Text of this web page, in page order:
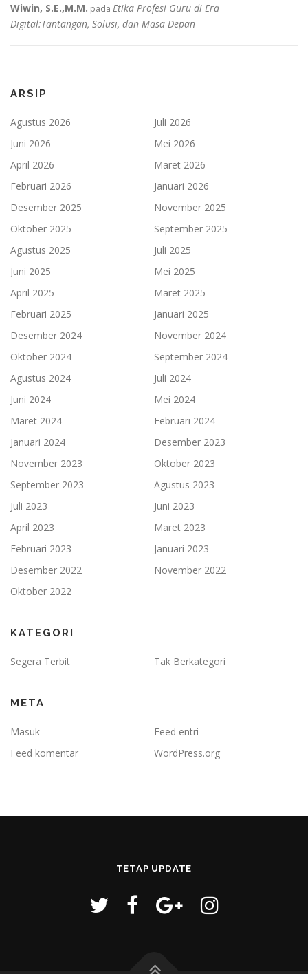
Wiwin, S.E.,M.M. pada Etika Profesi Guru di Era
Digital:Tantangan, Solusi, dan Masa Depan
ARSIP
Agustus 2026
Juli 2026
Juni 2026
Mei 2026
April 2026
Maret 2026
Februari 2026
Januari 2026
Desember 2025
November 2025
Oktober 2025
September 2025
Agustus 2025
Juli 2025
Juni 2025
Mei 2025
April 2025
Maret 2025
Februari 2025
Januari 2025
Desember 2024
November 2024
Oktober 2024
September 2024
Agustus 2024
Juli 2024
Juni 2024
Mei 2024
Maret 2024
Februari 2024
Januari 2024
Desember 2023
November 2023
Oktober 2023
September 2023
Agustus 2023
Juli 2023
Juni 2023
April 2023
Maret 2023
Februari 2023
Januari 2023
Desember 2022
November 2022
Oktober 2022
KATEGORI
Segera Terbit Tak Berkategori
META
Masuk
Feed entri
Feed komentar
WordPress.org
TETAP UPDATE